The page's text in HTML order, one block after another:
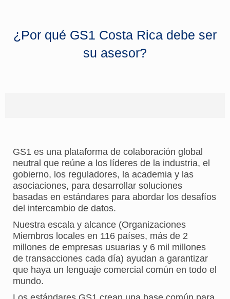
¿Por qué GS1 Costa Rica debe ser
su asesor?
GS1 es una plataforma de colaboración global
neutral que reúne a los líderes de la industria, el
gobierno, los reguladores, la academia y las
asociaciones, para desarrollar soluciones
basadas en estándares para abordar los desafíos
del intercambio de datos.
Nuestra escala y alcance (Organizaciones
Miembros locales en 116 países, más de 2
millones de empresas usuarias y 6 mil millones
de transacciones cada día) ayudan a garantizar
que haya un lenguaje comercial común en todo el
mundo.